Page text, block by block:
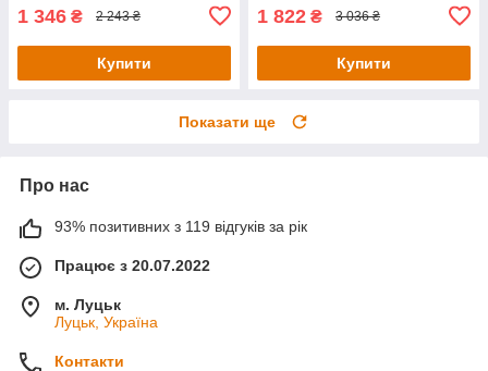
1 346 ₴ 2 243 ₴
Купити
1 822 ₴ 3 036 ₴
Купити
Показати ще
Про нас
93% позитивних з 119 відгуків за рік
Працює з 20.07.2022
м. Луцьк
Луцьк, Україна
Контакти